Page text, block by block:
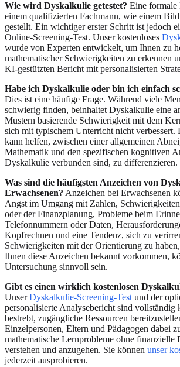
Wie wird Dyskalkulie getestet? Eine formale
einem qualifizierten Fachmann, wie einem
gestellt. Ein wichtiger erster Schritt ist jedoch
Online-Screening-Test. Unser kostenloses
wurde von Experten entwickelt, um Ihnen zu
mathematischer Schwierigkeiten zu erkennen
KI-gestützten Bericht mit personalisierten
Habe ich Dyskalkulie oder bin ich einfach
Dies ist eine häufige Frage. Während viele
schwierig finden, beinhaltet Dyskalkulie eine
Mustern basierende Schwierigkeit mit dem
sich mit typischem Unterricht nicht verbessert.
kann helfen, zwischen einer allgemeinen
Mathematik und den spezifischen kognitiven
Dyskalkulie verbunden sind, zu differenzieren.
Was sind die häufigsten Anzeichen von
Erwachsenen? Anzeichen bei Erwachsenen
Angst im Umgang mit Zahlen,
oder der Finanzplanung, Probleme beim
Telefonnummern oder Daten,
Kopfrechnen und eine Tendenz, sich zu
Schwierigkeiten mit der Orientierung zu
Ihnen diese Anzeichen bekannt vorkommen,
Untersuchung sinnvoll sein.
Gibt es einen wirklich kostenlosen
UnserDyskalkulie-Screening-Test und der
personalisierte Analysebericht sind vollständig
bestrebt, zugängliche Ressourcen
Einzelpersonen, Eltern und Pädagogen dabei
mathematische Lernprobleme ohne finanzielle
verstehen und anzugehen. Sie können unser
jederzeit ausprobieren.